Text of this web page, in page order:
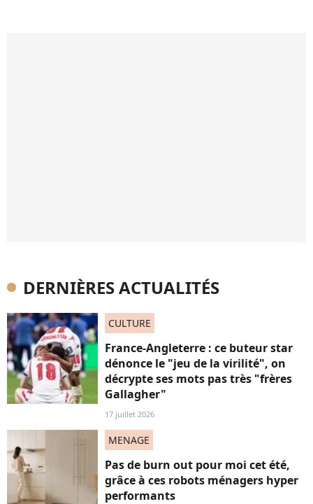
DERNIÈRES ACTUALITÉS
CULTURE
France-Angleterre : ce buteur star
dénonce le "jeu de la virilité", on
décrypte ses mots pas très "frères
Gallagher"
17 juillet 2026
MENAGE
Pas de burn out pour moi cet été,
grâce à ces robots ménagers hyper
performants